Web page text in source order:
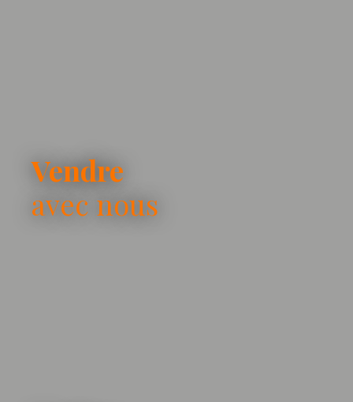
Vendre
avec nous